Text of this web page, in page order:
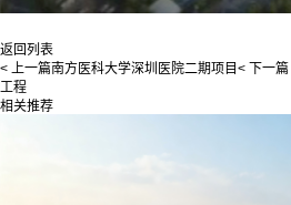
返回列表
< 上一篇南方医科大学深圳医院二期项目 < 下一篇
工程
相关推荐